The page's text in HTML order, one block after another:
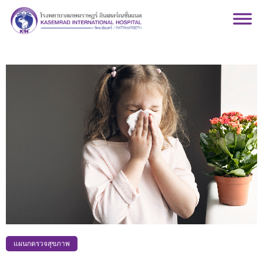
แผนกตรวจสุขภาพ